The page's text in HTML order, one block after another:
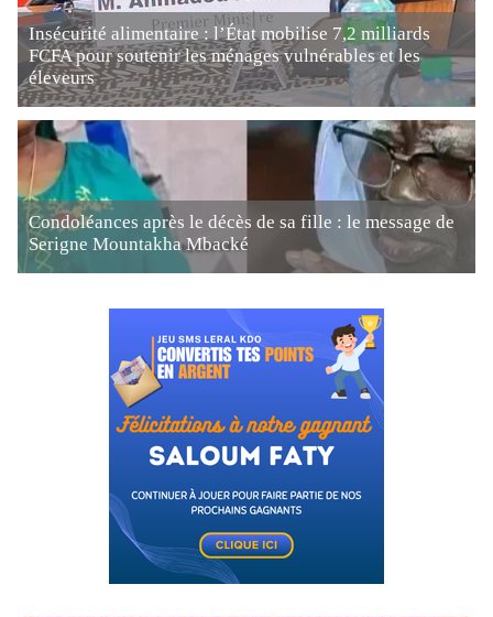
Insécurité alimentaire : l’État mobilise 7,2 milliards
FCFA pour soutenir les ménages vulnérables et les
éleveurs
Condoléances après le décès de sa fille : le message de
Serigne Mountakha Mbacké